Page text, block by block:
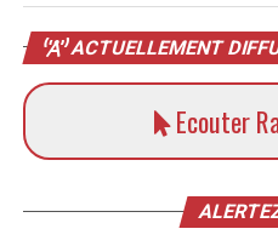
ACTUELLEMENT
Ecouter